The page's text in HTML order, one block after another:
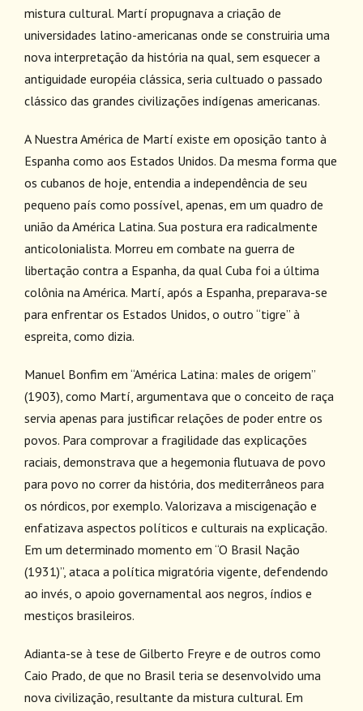
mistura cultural. Martí propugnava a criação de
universidades latino-americanas onde se construiria uma
nova interpretação da história na qual, sem esquecer a
antiguidade européia clássica, seria cultuado o passado
clássico das grandes civilizações indígenas americanas.
A Nuestra América de Martí existe em oposição tanto à
Espanha como aos Estados Unidos. Da mesma forma que
os cubanos de hoje, entendia a independência de seu
pequeno país como possível, apenas, em um quadro de
união da América Latina. Sua postura era radicalmente
anticolonialista. Morreu em combate na guerra de
libertação contra a Espanha, da qual Cuba foi a última
colônia na América. Martí, após a Espanha, preparava-se
para enfrentar os Estados Unidos, o outro “tigre” à
espreita, como dizia.
Manuel Bonfim em “América Latina: males de origem”
(1903), como Martí, argumentava que o conceito de raça
servia apenas para justificar relações de poder entre os
povos. Para comprovar a fragilidade das explicações
raciais, demonstrava que a hegemonia flutuava de povo
para povo no correr da história, dos mediterrâneos para
os nórdicos, por exemplo. Valorizava a miscigenação e
enfatizava aspectos políticos e culturais na explicação.
Em um determinado momento em “O Brasil Nação
(1931)”, ataca a política migratória vigente, defendendo
ao invés, o apoio governamental aos negros, índios e
mestiços brasileiros.
Adianta-se à tese de Gilberto Freyre e de outros como
Caio Prado, de que no Brasil teria se desenvolvido uma
nova civilização, resultante da mistura cultural. Em